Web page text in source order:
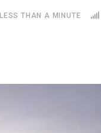
LESS THAN A MINUTE